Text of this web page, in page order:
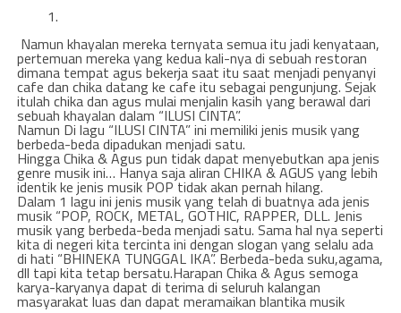
Namun khayalan mereka ternyata semua itu jadi kenyataan,
pertemuan mereka yang kedua kali-nya di sebuah restoran
dimana tempat agus bekerja saat itu saat menjadi penyanyi
cafe dan chika datang ke cafe itu sebagai pengunjung. Sejak
itulah chika dan agus mulai menjalin kasih yang berawal dari
sebuah khayalan dalam “ILUSI CINTA”.
Namun Di lagu “ILUSI CINTA” ini memiliki jenis musik yang
berbeda-beda dipadukan menjadi satu.
Hingga Chika & Agus pun tidak dapat menyebutkan apa jenis
genre musik ini… Hanya saja aliran CHIKA & AGUS yang lebih
identik ke jenis musik POP tidak akan pernah hilang.
Dalam 1 lagu ini jenis musik yang telah di buatnya ada jenis
musik “POP, ROCK, METAL, GOTHIC, RAPPER, DLL. Jenis
musik yang berbeda-beda menjadi satu. Sama hal nya seperti
kita di negeri kita tercinta ini dengan slogan yang selalu ada
di hati “BHINEKA TUNGGAL IKA”. Berbeda-beda suku,agama,
dll tapi kita tetap bersatu.Harapan Chika & Agus semoga
karya-karyanya dapat di terima di seluruh kalangan
masyarakat luas dan dapat meramaikan blantika musik